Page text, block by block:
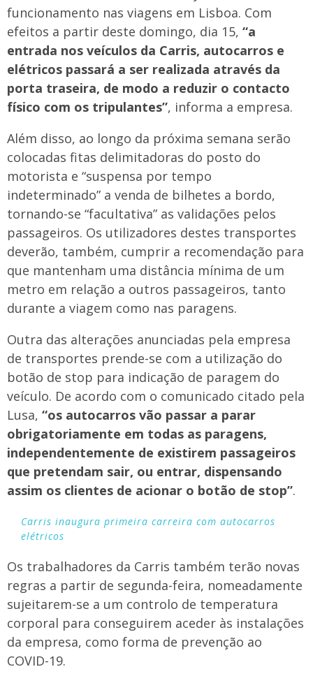
funcionamento nas viagens em Lisboa. Com
efeitos a partir deste domingo, dia 15, “a
entrada nos veículos da Carris, autocarros e
elétricos passará a ser realizada através da
porta traseira, de modo a reduzir o contacto
físico com os tripulantes”, informa a empresa.
Além disso, ao longo da próxima semana serão
colocadas fitas delimitadoras do posto do
motorista e “suspensa por tempo
indeterminado” a venda de bilhetes a bordo,
tornando-se “facultativa” as validações pelos
passageiros. Os utilizadores destes transportes
deverão, também, cumprir a recomendação para
que mantenham uma distância mínima de um
metro em relação a outros passageiros, tanto
durante a viagem como nas paragens.
Outra das alterações anunciadas pela empresa
de transportes prende-se com a utilização do
botão de stop para indicação de paragem do
veículo. De acordo com o comunicado citado pela
Lusa, “os autocarros vão passar a parar
obrigatoriamente em todas as paragens,
independentemente de existirem passageiros
que pretendam sair, ou entrar, dispensando
assim os clientes de acionar o botão de stop”.
Carris inaugura primeira carreira com autocarros
elétricos
Os trabalhadores da Carris também terão novas
regras a partir de segunda-feira, nomeadamente
sujeitarem-se a um controlo de temperatura
corporal para conseguirem aceder às instalações
da empresa, como forma de prevenção ao
COVID-19.